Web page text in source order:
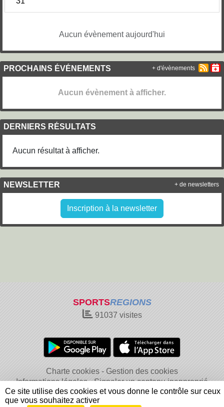
Aucun évènement aujourd'hui
PROCHAINS ÉVÉNEMENTS
Aucun évènement à afficher.
+ d'évènements
DERNIERS RÉSULTATS
Aucun résultat à afficher.
NEWSLETTER
Inscription à la newsletter
+ de newsletters
SPORTSREGIONS
91037 visites
Charte cookies
Gestion des cookies
Informations légales
Signaler un contenu inapproprié
Ce site utilise des cookies et vous donne le contrôle sur ceux
que vous souhaitez activer